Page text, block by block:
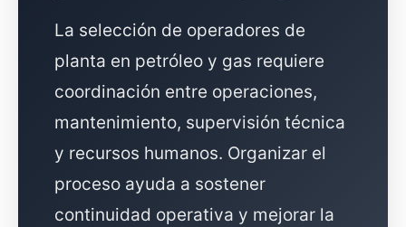
La selección de operadores de
planta en petróleo y gas requiere
coordinación entre operaciones,
mantenimiento, supervisión técnica
y recursos humanos. Organizar el
proceso ayuda a sostener
continuidad operativa y mejorar la